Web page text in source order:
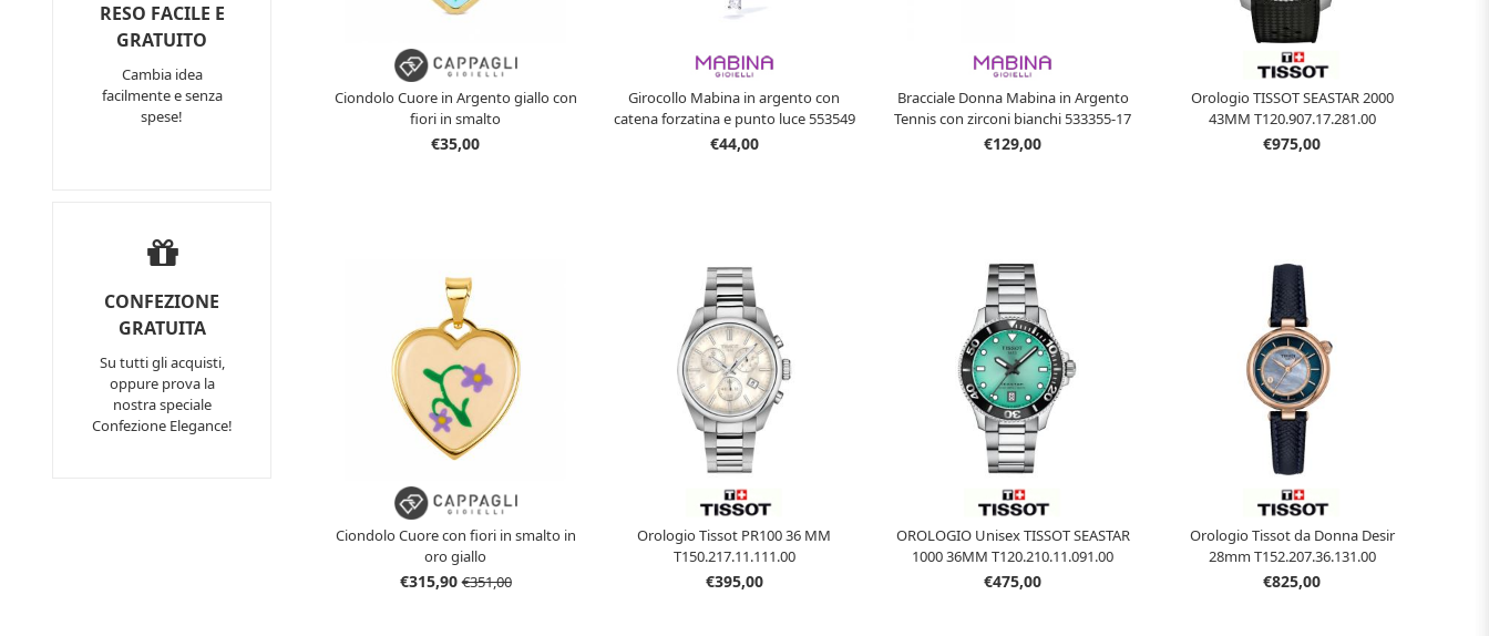
RESO FACILE E
GRATUITO
Cambia idea
facilmente e senza
spese!
CONFEZIONE
GRATUITA
Su tutti gli acquisti,
oppure prova la
nostra speciale
Confezione Elegance!
Ciondolo Cuore in Argento giallo con
fiori in smalto
€35,00
Girocollo Mabina in argento con
catena forzatina e punto luce 553549
€44,00
Bracciale Donna Mabina in Argento
Tennis con zirconi bianchi 533355-17
€129,00
Orologio TISSOT SEASTAR 2000
43MM T120.907.17.281.00
€975,00
Ciondolo Cuore con fiori in smalto in
oro giallo
€315,90€351,00
Orologio Tissot PR100 36 MM
T150.217.11.111.00
€395,00
OROLOGIO Unisex TISSOT SEASTAR
1000 36MM T120.210.11.091.00
€475,00
Orologio Tissot da Donna Desir
28mm T152.207.36.131.00
€825,00